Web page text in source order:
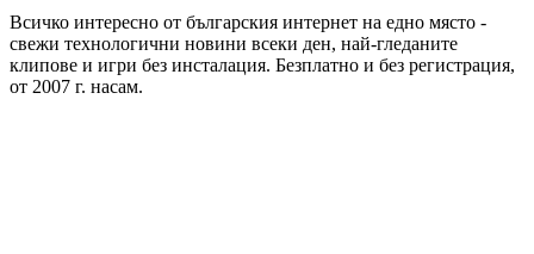
Всичко интересно от българския интернет на едно място -
свежи технологични новини всеки ден, най-гледаните
клипове и игри без инсталация. Безплатно и без регистрация,
от 2007 г. насам.